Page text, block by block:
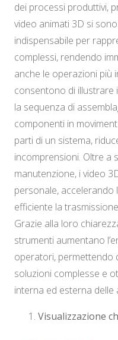
dei processi produttivi,
video animati 3D si
indispensabile per
complessi, rendendo
anche le operazioni più
consentono di illustrare
la sequenza di
componenti in
parti di un sistema,
incomprensioni. Oltre a
manutenzione, i video
personale, accelerando
efficiente la
Grazie alla loro
strumenti aumentano
operatori, permettendo
soluzioni complesse e
interna ed esterna delle
Visualizzazione